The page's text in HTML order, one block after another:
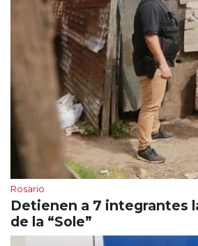
Rosario
Detienen a 7 integrantes
de la “Sole”